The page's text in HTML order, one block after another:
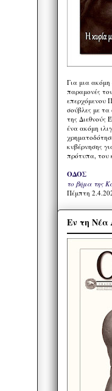
Για μια
παραμονές
επερχόμενου
σούβλες με
της Διεθνούς
ένα ακόμη
κυβέρνησης
πρότυπα, του
ΟΔΟΣ
το βήμα της
Πέμπτη
Εν τη Νέα